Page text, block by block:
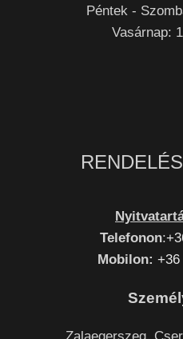
Péntek -
Vasárnap:
Telefonon:
Mobilon: +36
Zalaegerszeg,